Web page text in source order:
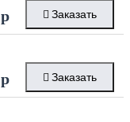
р Заказать
р Заказать